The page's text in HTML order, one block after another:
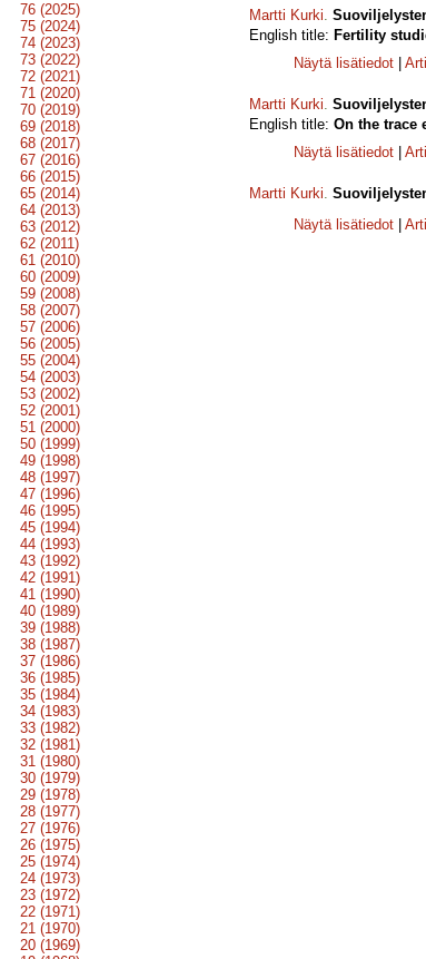
76 (2025)
75 (2024)
74 (2023)
73 (2022)
72 (2021)
71 (2020)
70 (2019)
69 (2018)
68 (2017)
67 (2016)
66 (2015)
65 (2014)
64 (2013)
63 (2012)
62 (2011)
61 (2010)
60 (2009)
59 (2008)
58 (2007)
57 (2006)
56 (2005)
55 (2004)
54 (2003)
53 (2002)
52 (2001)
51 (2000)
50 (1999)
49 (1998)
48 (1997)
47 (1996)
46 (1995)
45 (1994)
44 (1993)
43 (1992)
42 (1991)
41 (1990)
40 (1989)
39 (1988)
38 (1987)
37 (1986)
36 (1985)
35 (1984)
34 (1983)
33 (1982)
32 (1981)
31 (1980)
30 (1979)
29 (1978)
28 (1977)
27 (1976)
26 (1975)
25 (1974)
24 (1973)
23 (1972)
22 (1971)
21 (1970)
20 (1969)
Martti Kurki.
English title: Fertility
Näytä lisätiedot
Martti Kurki.
English title: On the trace
Näytä lisätiedot
Martti Kurki.
Näytä lisätiedot